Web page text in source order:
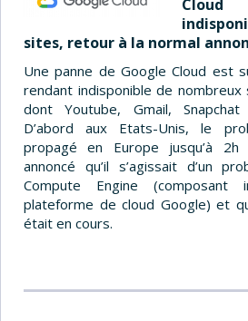
sites, retour à la normal
Une panne de Google Cloud est
rendant indisponible de
dont Youtube, Gmail,
D’abord aux Etats-Unis, le
propagé en Europe jusqu’à
annoncé qu’il s’agissait d’un
Compute Engine (composant
plateforme de cloud Google) et
était en cours.